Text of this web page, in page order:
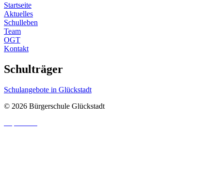
Startseite
Aktuelles
Schulleben
Team
OGT
Kontakt
Schulträger
Schulangebote in Glückstadt
© 2026 Bürgerschule Glückstadt